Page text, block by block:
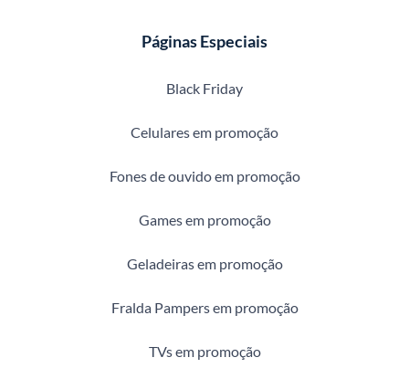
Páginas Especiais
Black Friday
Celulares em promoção
Fones de ouvido em promoção
Games em promoção
Geladeiras em promoção
Fralda Pampers em promoção
TVs em promoção